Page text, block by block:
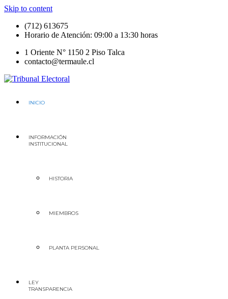
Skip to content
(712) 613675
Horario de Atención: 09:00 a 13:30 horas
1 Oriente N° 1150 2 Piso Talca
contacto@termaule.cl
Tribunal Electoral
INICIO
INFORMACIÓN
INSTITUCIONAL
HISTORIA
MIEMBROS
PLANTA PERSONAL
LEY
TRANSPARENCIA